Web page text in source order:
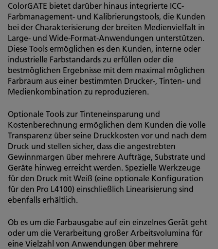
ColorGATE bietet darüber hinaus integrierte ICC-
Farbmanagement- und Kalibrierungstools, die Kunden
bei der Charakterisierung der breiten Medienvielfalt in
Large- und Wide-Format-Anwendungen unterstützen.
Diese Tools ermöglichen es den Kunden, interne oder
industrielle Farbstandards zu erfüllen oder die
bestmöglichen Ergebnisse mit dem maximal möglichen
Farbraum aus einer bestimmten Drucker-, Tinten- und
Medienkombination zu reproduzieren.
Optionale Tools zur Tinteneinsparung und
Kostenberechnung ermöglichen dem Kunden die volle
Transparenz über seine Druckkosten vor und nach dem
Druck und stellen sicher, dass die angestrebten
Gewinnmargen über mehrere Aufträge, Substrate und
Geräte hinweg erreicht werden. Spezielle Werkzeuge
für den Druck mit Weiß (eine optionale Konfiguration
für den Pro L4100) einschließlich Linearisierung sind
ebenfalls erhältlich.
Ob es um die Farbausgabe auf ein einzelnes Gerät geht
oder um die Verarbeitung großer Arbeitsvolumina für
eine Vielzahl von Anwendungen über mehrere